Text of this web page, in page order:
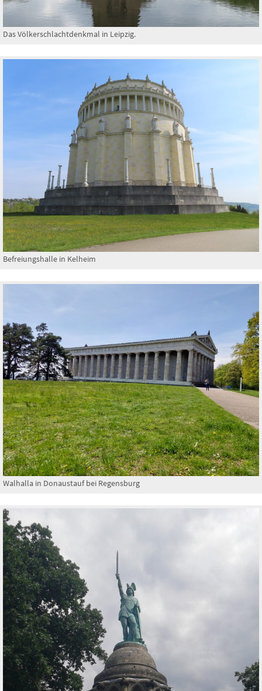
Das Völkerschlachtdenkmal in Leipzig.
Befreiungshalle in Kelheim
Walhalla in Donaustauf bei Regensburg